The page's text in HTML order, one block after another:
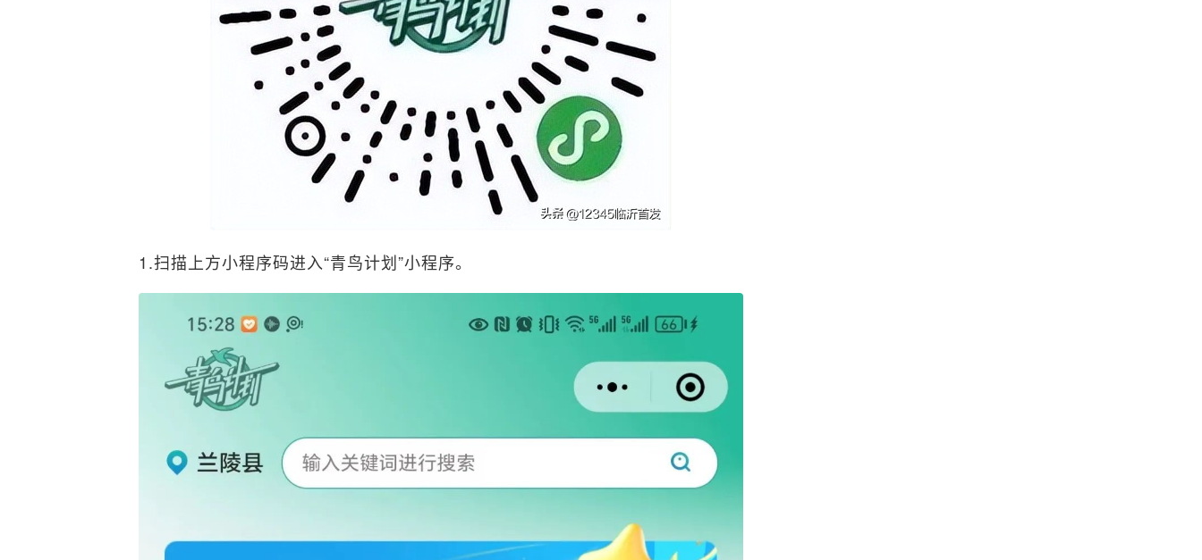
1.扫描上方小程序码进入“青鸟计划”小程序。